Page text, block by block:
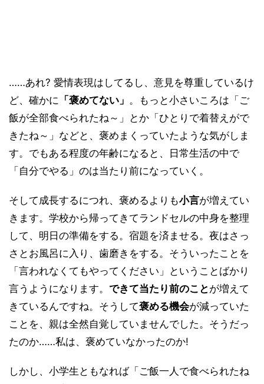
……あれ? 愛情表現はしてるし、意見を尊重しているけ
ど、確かに 「褒めてない」 。もっと小さいころは「ご
飯が全部食べられたね～」とか「ひとりで着替えがで
きたね～」などと、褒めまくっていたような気がしま
す。でもある程度の年齢になると、日常生活の中で
「自分でやる」のは当たり前になっていく。
そして成長するにつれ、褒めるよりも小言が増えてい
きます。学校から帰ってきてランドセルの中身を整理
して、明日の準備をする。宿題を済ませる。夜はさっ
さとお風呂に入り、歯磨きをする。そういったことを
「言われなくてもやってください」ということばかり
言うようになります。 できて当たり前のことが増えて
きているんですね。そうして褒める機会が減っていた
ことを、親は全然自覚していませんでした。そうだっ
たのか……私は、褒めていなかったのか!
しかし、小学生ともなれば「ご飯一人で食べられたね